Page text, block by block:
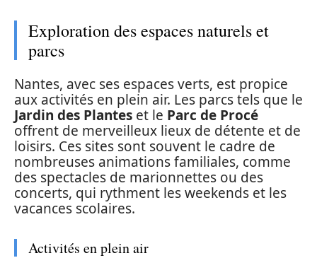
Exploration des espaces naturels et
parcs
Nantes, avec ses espaces verts, est propice
aux activités en plein air. Les parcs tels que le
Jardin des Plantes et le Parc de Procé
offrent de merveilleux lieux de détente et de
loisirs. Ces sites sont souvent le cadre de
nombreuses animations familiales, comme
des spectacles de marionnettes ou des
concerts, qui rythment les weekends et les
vacances scolaires.
Activités en plein air